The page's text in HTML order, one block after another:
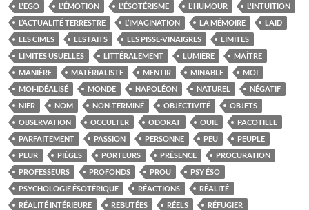
L'EGO
L'ÉMOTION L'ÉSOTÉRISME L'HUMOUR
L'INTUITION
L’ACTUALITÉ TERRESTRE
L’IMAGINATION LA MÉMOIRE
LAID
LES CIMES
LES FAITS LES PISSE-VINAIGRES
LIMITES
LIMITES USUELLES
LITTÉRALEMENT LUMIÈRE
MAÎTRE
MANIÈRE
MATÉRIALISTE MENTIR MINABLE
MOI
MOI-IDÉALISÉ
MONDE NAPOLÉON NATUREL
NÉGATIF
NIER
NOM NON-TERMINÉ OBJECTIVITÉ
OBJETS
OBSERVATION
OCCULTER ODORAT OUIE
PACOTILLE
PARFAITEMENT
PASSION PERSONNE PEU
PEUPLE
PEUR
PIÈGES PORTEURS PRÉSENCE
PROCURATION
PROFESSEURS
PROFONDS PROU
PSY ÉSO
PSYCHOLOGIE ÉSOTÉRIQUE
RÉACTIONS
RÉALITÉ
RÉALITÉ INTÉRIEURE
REBUTÉES RÉELS
RÉFUGIER